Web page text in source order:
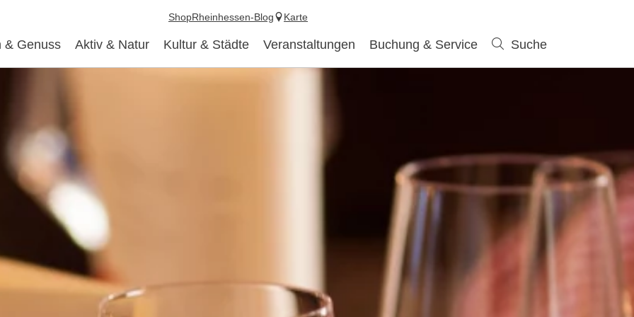
& Genuss Aktiv & Natur Kultur & Städte Veranstaltungen Buchung & Service Suche
ShopRheinhessen-Blog Karte